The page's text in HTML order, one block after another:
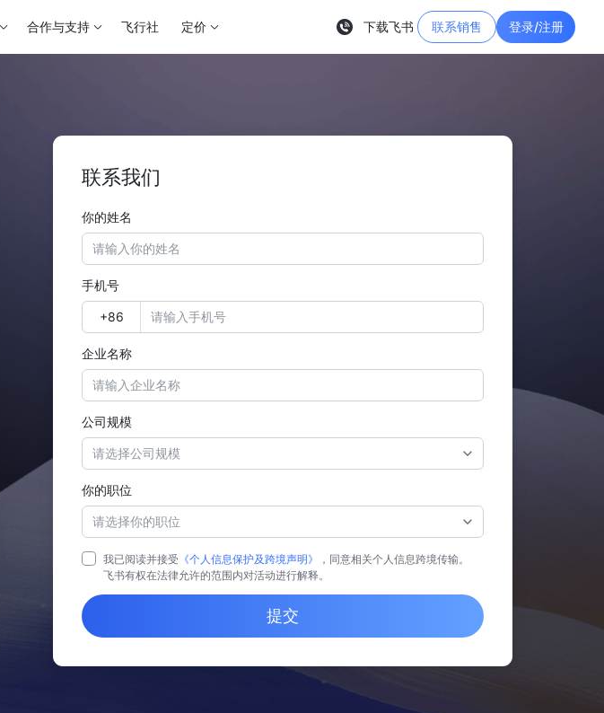
合作与支持 飞行社 定价 下载飞书 联系销售 登录/注册
联系我们
你的姓名
手机号
企业名称
公司规模
请选择公司规模
你的职位
请选择你的职位
我已阅读并接受 《个人信息保护及跨境声明》
，同意相关个人信息跨境传输。
飞书有权在法律允许的范围内对活动进行解释。
提交